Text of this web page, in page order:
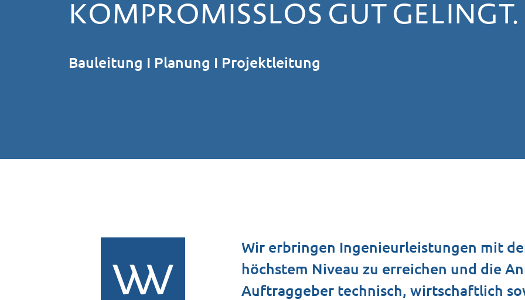
KOMPROMISSLOS GUT GELINGT.
Bauleitung I Planung I Projektleitung
Wir erbringen Ingenieurleistungen mit
höchstem Niveau zu erreichen und die
Auftraggeber technisch, wirtschaftlich